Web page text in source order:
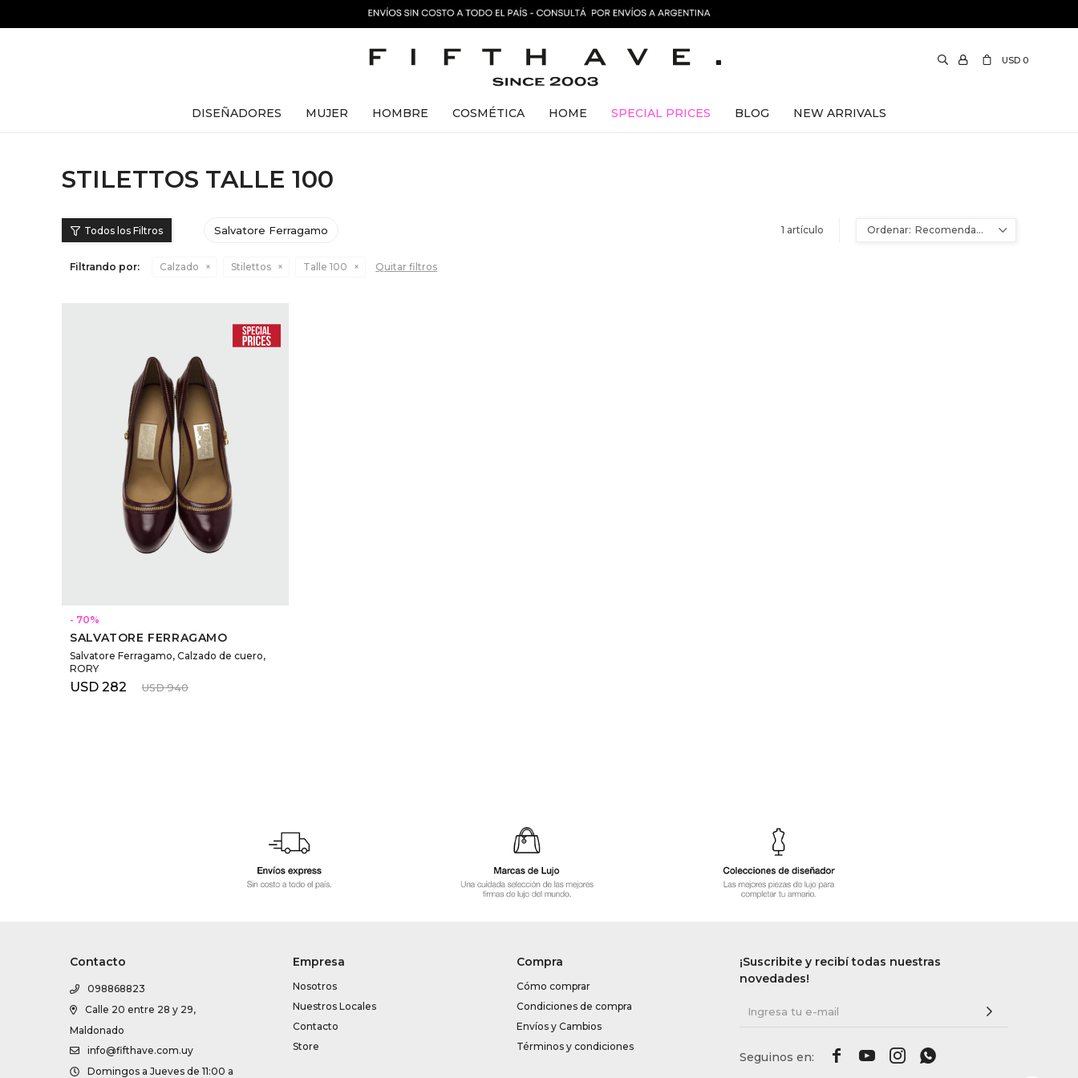
DISEÑADORES MUJER HOMBRE COSMÉTICA HOME SPECIAL PRICES BLOG NEW ARRIVALS
USD 0
STILETTOS TALLE 100
Salvatore Ferragamo 1 artículo Recomendados
Filtrando por: Calzado Stilettos Talle 100 Quitar filtros
70
SALVATORE FERRAGAMO
Salvatore Ferragamo, Calzado de cuero,
RORY
USD 282 USD 940
Contacto
098868823
Calle 20 entre 28 y 29,
Maldonado
info@fifthave.com.uy
Domingos a Jueves de 11:00 a
Empresa
Nosotros
Nuestros Locales
Contacto
Store
Compra
Cómo comprar
Condiciones de compra
Envíos y Cambios
Términos y condiciones
¡Suscribite y recibí todas nuestras
novedades!
   